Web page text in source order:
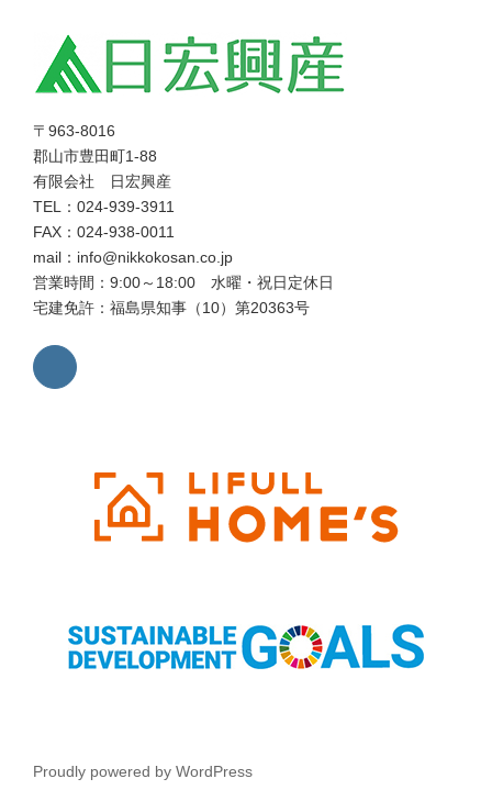
送
り
〒963-8016
郡山市豊田町1-88
有限会社 日宏興産
TEL：024-939-3911
FAX：024-938-0011
mail：info@nikkokosan.co.jp
営業時間：9:00～18:00 水曜・祝日定休日
宅建免許：福島県知事（10）第20363号
Proudly powered by WordPress